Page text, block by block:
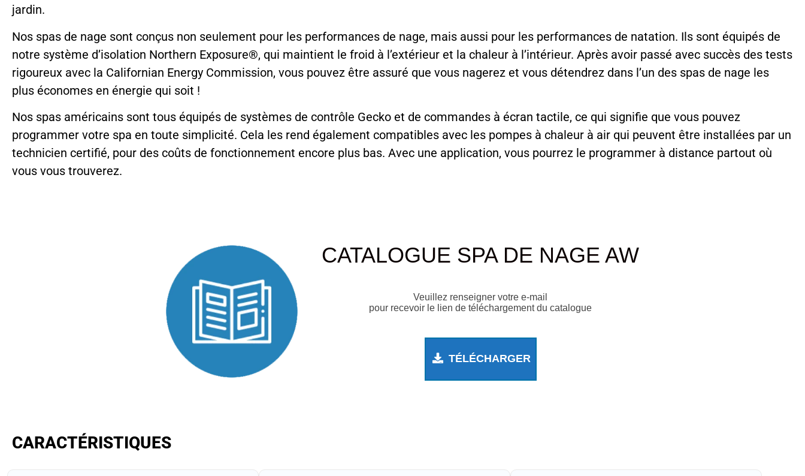
jardin.
Nos spas de nage sont conçus non seulement pour les performances de nage, mais aussi pour les performances de natation. Ils sont équipés de
notre système d’isolation Northern Exposure®, qui maintient le froid à l’extérieur et la chaleur à l’intérieur. Après avoir passé avec succès des tests
rigoureux avec la Californian Energy Commission, vous pouvez être assuré que vous nagerez et vous détendrez dans l’un des spas de nage les
plus économes en énergie qui soit !
Nos spas américains sont tous équipés de systèmes de contrôle Gecko et de commandes à écran tactile, ce qui signifie que vous pouvez
programmer votre spa en toute simplicité. Cela les rend également compatibles avec les pompes à chaleur à air qui peuvent être installées par un
technicien certifié, pour des coûts de fonctionnement encore plus bas. Avec une application, vous pourrez le programmer à distance partout où
vous vous trouverez.
CATALOGUE SPA DE NAGE AW
Veuillez renseigner votre e-mail
pour recevoir le lien de téléchargement du catalogue
TÉLÉCHARGER
CARACTÉRISTIQUES